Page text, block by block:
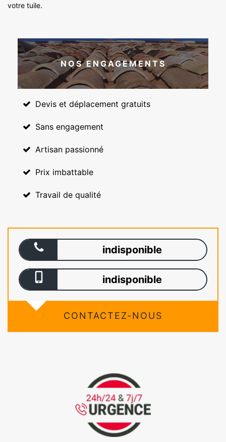
votre tuile.
NOS ENGAGEMENTS
Devis et déplacement gratuits
Sans engagement
Artisan passionné
Prix imbattable
Travail de qualité
indisponible
indisponible
CONTACTEZ-NOUS